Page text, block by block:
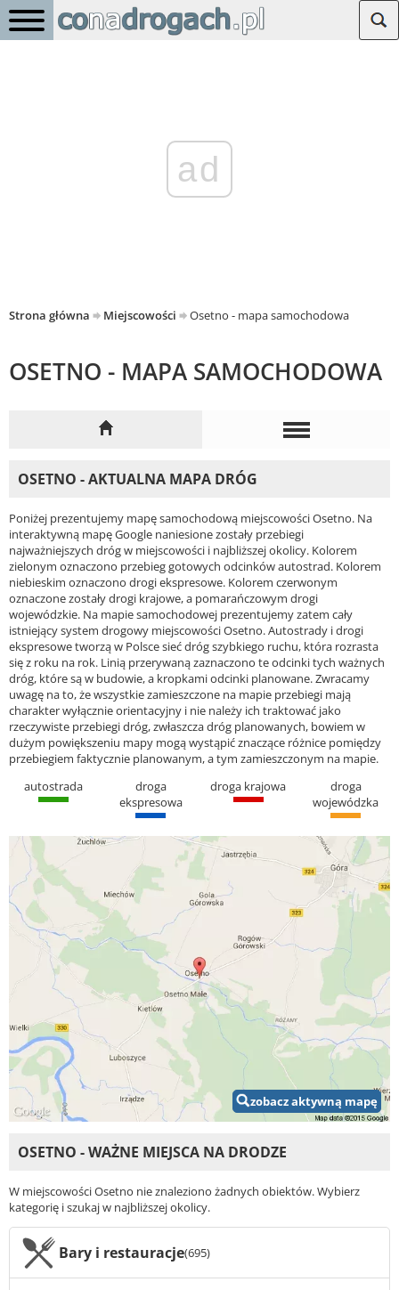
ad
Strona główna Miejscowości Osetno - mapa samochodowa
OSETNO - MAPA SAMOCHODOWA
OSETNO - AKTUALNA MAPA DRÓG
Poniżej prezentujemy mapę samochodową miejscowości Osetno. Na
interaktywną mapę Google naniesione zostały przebiegi
najważniejszych dróg w miejscowości i najbliższej okolicy. Kolorem
zielonym oznaczono przebieg gotowych odcinków autostrad. Kolorem
niebieskim oznaczono drogi ekspresowe. Kolorem czerwonym
oznaczone zostały drogi krajowe, a pomarańczowym drogi
wojewódzkie. Na mapie samochodowej prezentujemy zatem cały
istniejący system drogowy miejscowości Osetno. Autostrady i drogi
ekspresowe tworzą w Polsce sieć dróg szybkiego ruchu, która rozrasta
się z roku na rok. Linią przerywaną zaznaczono te odcinki tych ważnych
dróg, które są w budowie, a kropkami odcinki planowane. Zwracamy
uwagę na to, że wszystkie zamieszczone na mapie przebiegi mają
charakter wyłącznie orientacyjny i nie należy ich traktować jako
rzeczywiste przebiegi dróg, zwłaszcza dróg planowanych, bowiem w
dużym powiększeniu mapy mogą wystąpić znaczące różnice pomiędzy
przebiegiem faktycznie planowanym, a tym zamieszczonym na mapie.
autostrada
droga
ekspresowa
droga krajowa
droga
wojewódzka
zobacz aktywną mapę
OSETNO - WAŻNE MIEJSCA NA DRODZE
W miejscowości Osetno nie znaleziono żadnych obiektów. Wybierz
kategorię i szukaj w najbliższej okolicy.
Bary i restauracje(695)